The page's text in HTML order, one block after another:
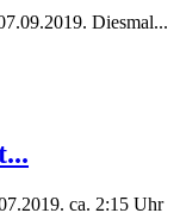
Diesmal...
ca. 2:15 Uhr